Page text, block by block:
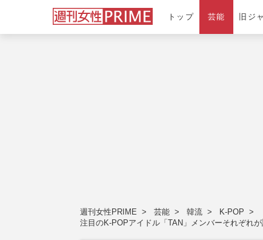
トップ 芸能 旧ジ
週刊女性PRIME 芸能 韓流
K-POP
注目のK-POPアイドル「TAN」メンバーそれぞれ